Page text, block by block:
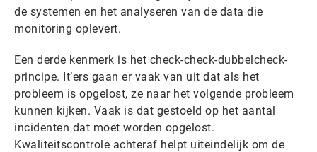
de systemen en het analyseren van de data die
monitoring oplevert.
Een derde kenmerk is het check-check-dubbelcheck-
principe. It’ers gaan er vaak van uit dat als het
probleem is opgelost, ze naar het volgende probleem
kunnen kijken. Vaak is dat gestoeld op het aantal
incidenten dat moet worden opgelost.
Kwaliteitscontrole achteraf helpt uiteindelijk om de